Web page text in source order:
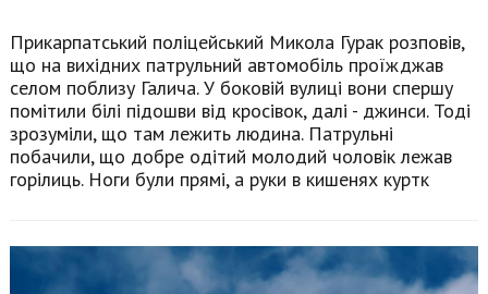
Прикарпатський поліцейський Микола Гурак розповів,
що на вихідних патрульний автомобіль проїжджав
селом поблизу Галича. У боковій вулиці вони спершу
помітили білі підошви від кросівок, далі - джинси. Тоді
зрозуміли, що там лежить людина. Патрульні
побачили, що добре одітий молодий чоловік лежав
горілиць. Ноги були прямі, а руки в кишенях куртк